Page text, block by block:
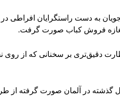
به دست راستگرایان افراطی در
مغازه فروش کباب صورت گرفت.
دقیق‌تری بر سخنانی که از روی
که علیه یهودیان در سال گذشته در آلمان صورت گرفته